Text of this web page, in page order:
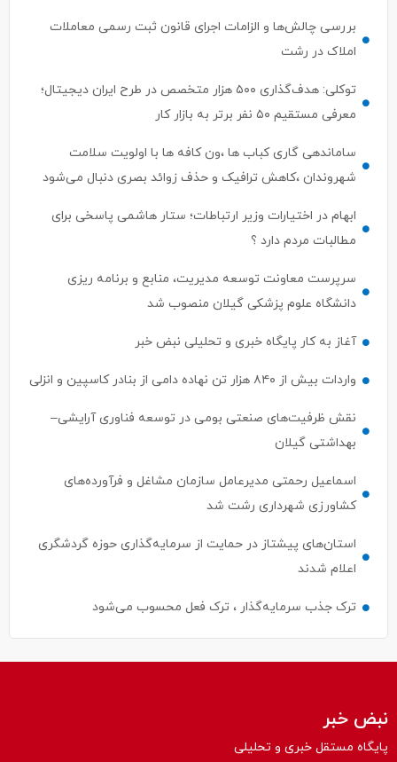
بررسی چالش‌ها و الزامات اجرای قانون ثبت رسمی معاملات
املاک در رشت
توکلی: هدف‌گذاری ۵۰۰ هزار متخصص در طرح ایران دیجیتال؛
معرفی مستقیم ۵۰ نفر برتر به بازار کار
ساماندهی گاری کباب ها ،ون کافه ها با اولویت سلامت
شهروندان ،کاهش ترافیک و حذف زوائد بصری دنبال می‌شود
ابهام در اختیارات وزیر ارتباطات؛ ستار هاشمی پاسخی برای
مطالبات مردم دارد ؟
سرپرست معاونت توسعه مدیریت، منابع و برنامه ریزی
دانشگاه علوم پزشکی گیلان منصوب شد
آغاز به کار پایگاه خبری و تحلیلی نبض خبر
واردات بیش از ۸۴۰ هزار تن نهاده دامی از بنادر كاسپین و انزلی
نقش ظرفیت‌های صنعتی بومی در توسعه فناوری آرایشی–
بهداشتی گیلان
اسماعیل رحمتی مدیرعامل سازمان مشاغل و فرآورده‌های
کشاورزی شهرداری رشت شد
استان‌های پیشتاز در حمایت از سرمایه‌گذاری حوزه گردشگری
اعلام شدند
ترک جذب سرمایه‌گذار ، ترک فعل محسوب می‌شود
نبض خبر
پایگاه مستقل خبری و تحلیلی